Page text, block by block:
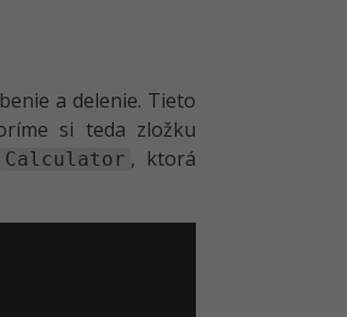
a delenie. Tieto
si teda zložku
Calculator , ktorá